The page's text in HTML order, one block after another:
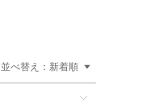
並べ替え： 新着順